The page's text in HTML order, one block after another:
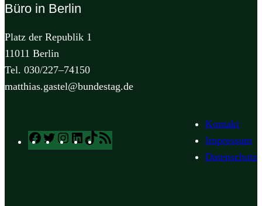
Büro in Berlin
Platz der Republik 1
11011 Berlin
Tel. 030/227–74150
matthias.gastel@bundestag.de
Facebook
TwitterInstagram
LinkedIn
TikTok
Kontakt
Impressum
Datenschutz